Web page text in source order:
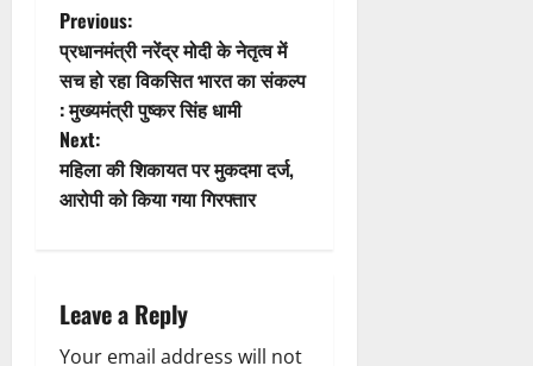
t
i
o
n
P
o
s
t
v
Previous:
प्रधानमंत्री नरेंद्र मोदी के नेतृत्व में
सच हो रहा विकसित भारत का संकल्प
: मुख्यमंत्री पुष्कर सिंह धामी
Next:
महिला की शिकायत पर मुकदमा दर्ज,
आरोपी को किया गया गिरफ्तार
Leave a Reply
Your email address will not